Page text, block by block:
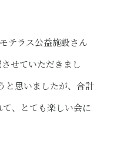
テラス公益施設さん
せていただきまし
と思いましたが、合計
、とても楽しい会に